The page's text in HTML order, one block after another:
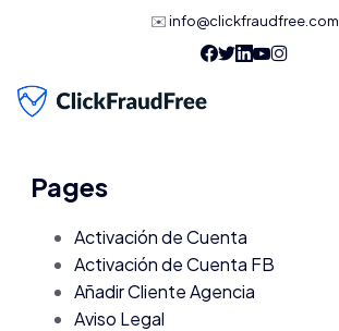
✉️info@clickfraudfree.com
Pages
Activación de Cuenta
Activación de Cuenta FB
Añadir Cliente Agencia
Aviso Legal